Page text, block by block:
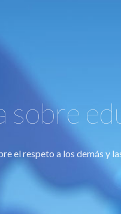
sobre
el respeto a los demás y